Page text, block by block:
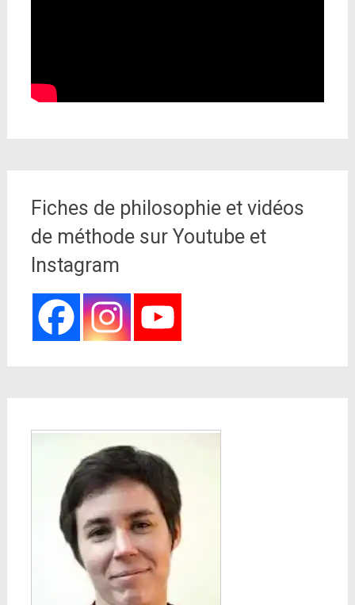
Fiches de philosophie et vidéos
de méthode sur Youtube et
Instagram